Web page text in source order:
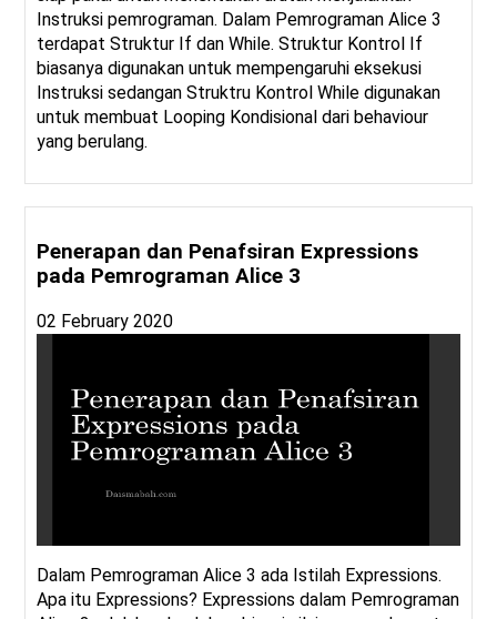
Instruksi pemrograman. Dalam Pemrograman Alice 3
terdapat Struktur If dan While. Struktur Kontrol If
biasanya digunakan untuk mempengaruhi eksekusi
Instruksi sedangan Struktru Kontrol While digunakan
untuk membuat Looping Kondisional dari behaviour
yang berulang.
Penerapan dan Penafsiran Expressions
pada Pemrograman Alice 3
02 February 2020
Dalam Pemrograman Alice 3 ada Istilah Expressions.
Apa itu Expressions? Expressions dalam Pemrograman